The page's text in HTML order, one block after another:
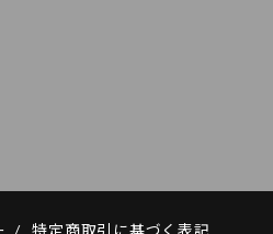
/ 特定商取引に基づく表記